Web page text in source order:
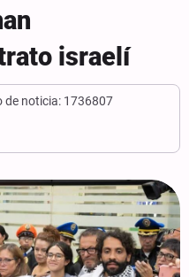
israelí
de noticia: 1736807